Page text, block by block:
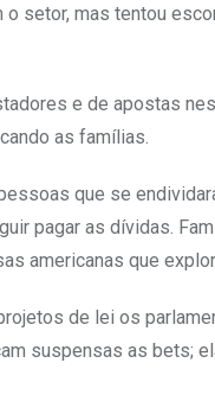
setor, mas tentou
e de apostas
as famílias.
que se
pagar as dívidas.
americanas que
de lei os
suspensas as bets;